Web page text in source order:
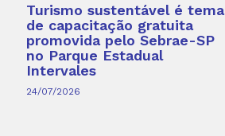
Turismo sustentável é tema
de capacitação gratuita
promovida pelo Sebrae-SP
no Parque Estadual
Intervales
24/07/2026